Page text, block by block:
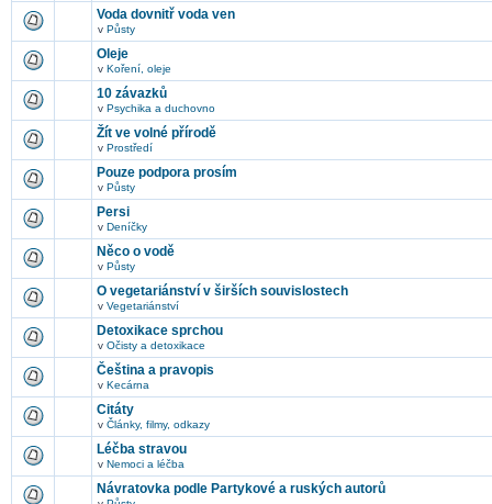
Voda dovnitř voda ven
v Půsty
Oleje
v Koření, oleje
10 závazků
v Psychika a duchovno
Žít ve volné přírodě
v Prostředí
Pouze podpora prosím
v Půsty
Persi
v Deníčky
Něco o vodě
v Půsty
O vegetariánství v širších souvislostech
v Vegetariánství
Detoxikace sprchou
v Očisty a detoxikace
Čeština a pravopis
v Kecárna
Citáty
v Články, filmy, odkazy
Léčba stravou
v Nemoci a léčba
Návratovka podle Partykové a ruských autorů